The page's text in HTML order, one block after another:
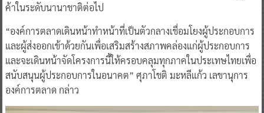
ค้าในระดับนานาชาติต่อไป
“องค์การตลาดเดินหน้าทำหน้าที่เป็นตัวกลางเชื่อมโยงผู้ประกอบการ
และผู้ส่งออกเข้าด้วยกันเพื่อเสริมสร้างสภาพคล่องแก่ผู้ประกอบการ
และจะเดินหน้าจัดโครงการนี้ให้ครอบคลุมทุกภาคในประเทษไทยเพื่อ
สนับสนุนผู้ประกอบการในอนาคต” ศุภาโชติ มะหลีแก้ว เลขานุการ
องค์การตลาด กล่าว